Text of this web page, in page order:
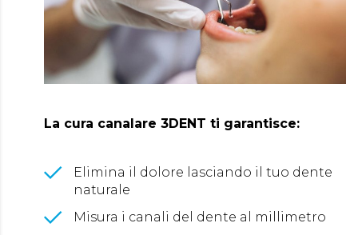
La cura canalare 3DENT ti garantisce:
Elimina il dolore lasciando il tuo dente
naturale
Misura i canali del dente al millimetro